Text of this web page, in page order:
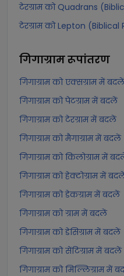
टेरग्राम को Quadrans
टेरग्राम को Lepton
गिगाग्रामरूपांतरण
गिगाग्राम को एक्सग्राम में बदलें
गिगाग्राम को पेटग्राम में बदलें
गिगाग्राम को टेरग्राम में बदलें
गिगाग्राम को मैगाग्राम में बदलें
गिगाग्राम को किलोग्राम में
गिगाग्राम को हेक्टोग्राम में
गिगाग्राम को डेकग्राम में बदलें
गिगाग्राम को ग्राम में बदलें
गिगाग्राम को डेसिग्राम में बदलें
गिगाग्राम को सेंटिग्राम में बदलें
गिगाग्राम को मिल्लिग्राम में